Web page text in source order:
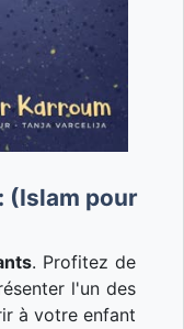
(Islam pour
. Profitez de
l'un des
à votre enfant